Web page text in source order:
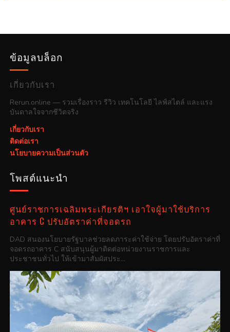
ข้อมูลบล็อก
เกี่ยวกับเรา
Rerun.online — รวมเรื่องราว รีวิว เทคโนโลยี ไลฟ์สไตล์ และแรง
บันดาลใจจากชีวิตจริง
เกี่ยวกับเรา
ติดต่อเรา
นโยบายความเป็นส่วนตัว
โพสต์แนะนำ
ศูนย์ราชการเฉลิมพระเกียรติฯ เอาใจผู้มาใช้บริการ
อาคาร C ปรับอัตราค่าที่จอดรถ
DAD สนองนโยบายรัฐบาลช่วยลดภาระค่าใช้จ่าย โดยปรับอัตราค่าที่
จอดรถอาคาร C สนับสนุนผู้มาติดต่อหน่วยงานราชการและ
ประชาชนทั่วไป ให้เข้ามาสัมผัสประ...